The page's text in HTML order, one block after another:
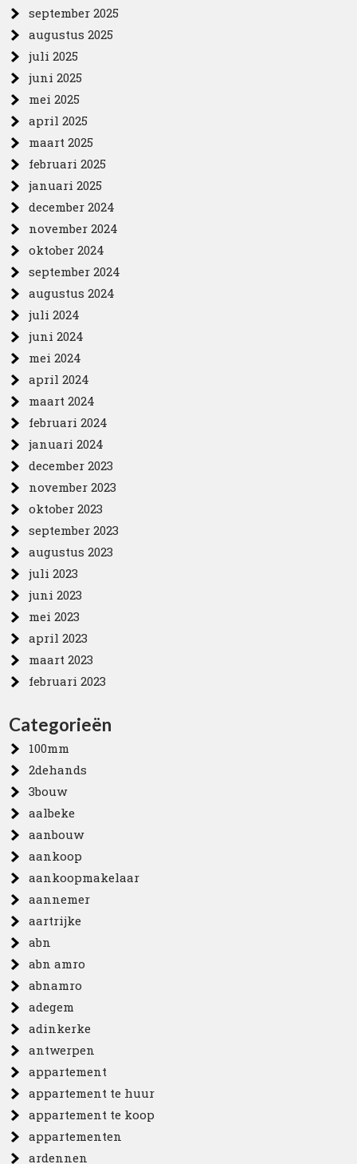
september 2025
augustus 2025
juli 2025
juni 2025
mei 2025
april 2025
maart 2025
februari 2025
januari 2025
december 2024
november 2024
oktober 2024
september 2024
augustus 2024
juli 2024
juni 2024
mei 2024
april 2024
maart 2024
februari 2024
januari 2024
december 2023
november 2023
oktober 2023
september 2023
augustus 2023
juli 2023
juni 2023
mei 2023
april 2023
maart 2023
februari 2023
Categorieën
100mm
2dehands
3bouw
aalbeke
aanbouw
aankoop
aankoopmakelaar
aannemer
aartrijke
abn
abn amro
abnamro
adegem
adinkerke
antwerpen
appartement
appartement te huur
appartement te koop
appartementen
ardennen